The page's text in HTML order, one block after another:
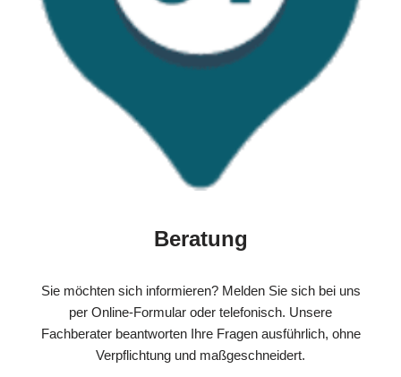
Beratung
Sie möchten sich informieren? Melden Sie sich bei uns
per Online-Formular oder telefonisch. Unsere
Fachberater beantworten Ihre Fragen ausführlich, ohne
Verpflichtung und maßgeschneidert.